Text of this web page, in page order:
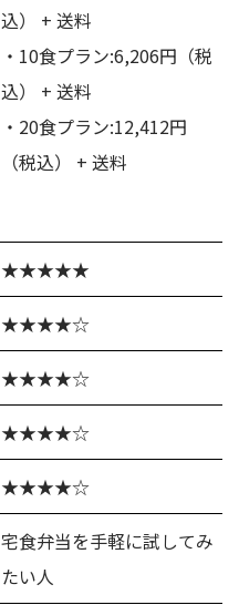
込） + 送料
・10食プラン:6,206円（税
込） + 送料
・20食プラン:12,412円
（税込） + 送料
★★★★★
★★★★☆
★★★★☆
★★★★☆
★★★★☆
宅食弁当を手軽に試してみ
たい人